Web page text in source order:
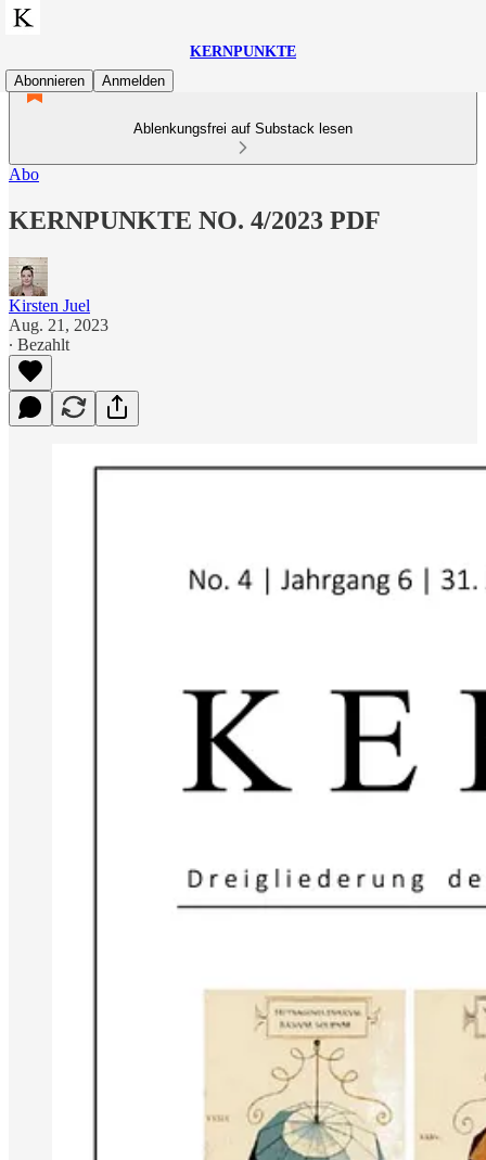
KERNPUNKTE
Abonnieren
Anmelden
Ablenkungsfrei auf Substack lesen
Abo
KERNPUNKTE NO. 4/2023 PDF
Kirsten Juel
Aug. 21, 2023
∙ Bezahlt